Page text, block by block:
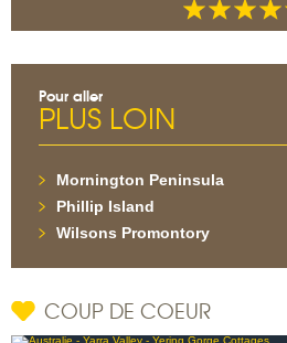
Pour aller
PLUS LOIN
Mornington Peninsula
Phillip Island
Wilsons Promontory
COUP DE COEUR